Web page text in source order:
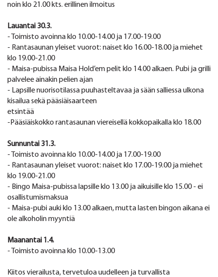
noin klo 21.00 kts. erillinen ilmoitus
Lauantai 30.3.
- Toimisto avoinna klo 10.00-14.00 ja 17.00-19.00
- Rantasaunan yleiset vuorot: naiset klo 16.00-18.00 ja miehet
klo 19.00-21.00
- Maisa-pubissa Maisa Hold’em pelit klo 14.00 alkaen. Pubi ja grilli
palvelee ainakin pelien ajan
- Lapsille nuorisotilassa puuhasteltavaa ja sään salliessa ulkona
kisailua sekä pääsiäisaarteen
etsintää
-Pääsiäiskokko rantasaunan viereisellä kokkopaikalla klo 18.00
Sunnuntai 31.3.
- Toimisto avoinna klo 10.00-14.00 ja 17.00-19.00
- Rantasaunan yleiset vuorot: naiset klo 17.00-19.00 ja miehet
klo 19.00-21.00
- Bingo Maisa-pubissa lapsille klo 13.00 ja aikuisille klo 15.00 - ei
osallistumismaksua
- Maisa-pubi auki klo 13.00 alkaen, mutta lasten bingon aikana ei
ole alkoholin myyntiä
Maanantai 1.4.
- Toimisto avoinna klo 10.00-13.00
Kiitos vierailusta, tervetuloa uudelleen ja turvallista